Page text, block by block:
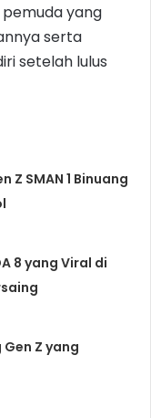
yang
serta
setelah lulus
Z SMAN 1 Binuang
8 yang Viral di
Z yang